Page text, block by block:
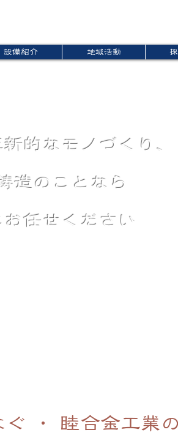
設備紹介 地域活動
的なモノづくり、
造のことなら
任せください
・ 睦合金工業